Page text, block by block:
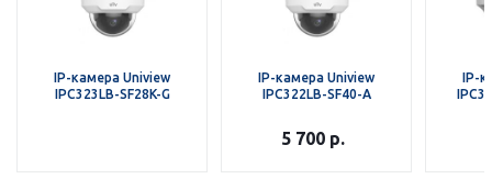
IP-камера Uniview
IPC323LB-SF28K-G
IP-камера Uniview
IPC322LB-SF40-A
5 700р.
IP-